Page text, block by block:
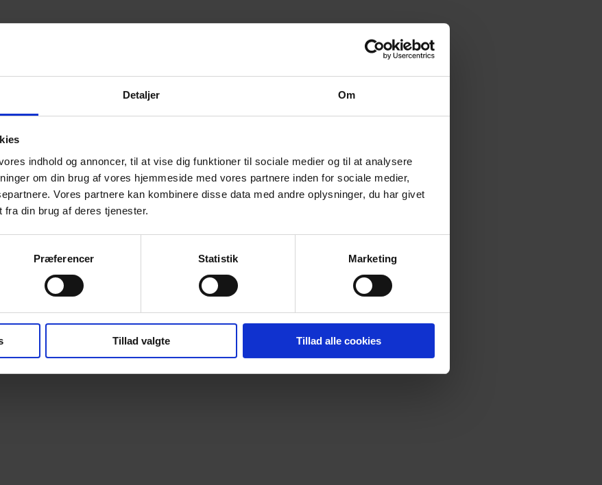
Detaljer Om
indhold og annoncer, til at vise dig funktioner til sociale medier og til at analysere
om din brug af vores hjemmeside med vores partnere inden for sociale medier,
Vores partnere kan kombinere disse data med andre oplysninger, du har givet
din brug af deres tjenester.
Præferencer Statistik Marketing
Tillad valgte Tillad alle cookies